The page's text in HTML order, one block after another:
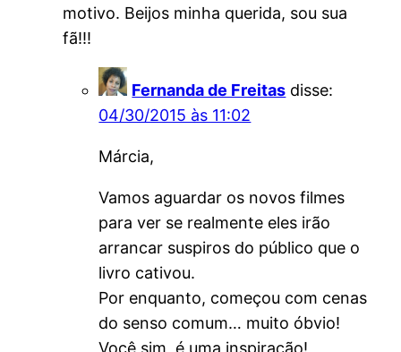
motivo. Beijos minha querida, sou sua
fã!!!
Fernanda de Freitas disse:
04/30/2015 às 11:02
Márcia,
Vamos aguardar os novos filmes
para ver se realmente eles irão
arrancar suspiros do público que o
livro cativou.
Por enquanto, começou com cenas
do senso comum… muito óbvio!
Você sim, é uma inspiração!